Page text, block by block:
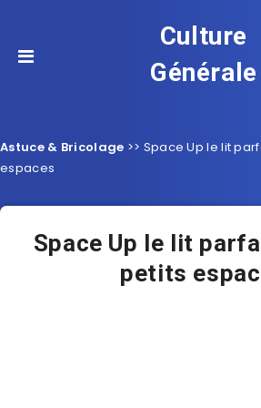
Culture
Générale
Astuce & Bricolage >> Space Up le lit
espaces
Space Up le lit
petits